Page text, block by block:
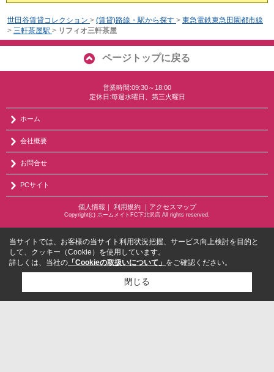
世田谷賃貸コレクション > (賃貸)路線・駅から探す > 東急電鉄東急田園都市線
> 三軒茶屋駅 > リフィオ三軒茶屋
ページトップに戻る
営業時間:09:30～18:00
定休日:毎週水曜日、第三火曜日
ホーム
会社概要
お問合せ
PCサイト
個人情報 ｜ 利用規約｜ アクセスマップ
Copyright(c) ホームメイトFC下北沢店 All rights reserved.
当サイトでは、お客様の当サイト利用状況把握、サービス向上検討を目的と
して、クッキー（Cookie）を使用しています。
詳しくは、当社の 「Cookieの取扱いについて」 をご確認ください。
閉じる